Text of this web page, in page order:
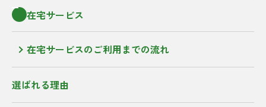
在宅サービス
在宅サービスのご利用までの流れ
選ばれる理由